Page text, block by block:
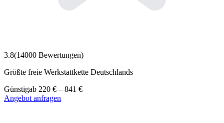
3.8(14000 Bewertungen)
Größte freie Werkstattkette Deutschlands
Günstigab 220 € – 841 €
Angebot anfragen